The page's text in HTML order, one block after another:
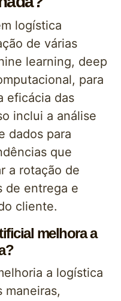
logística
de várias
learning, deep
para
eficácia das
inclui a análise
dados para
que
a rotação de
de entrega e
cliente.
melhora a
a logística
maneiras,